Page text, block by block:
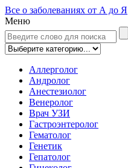
Все о заболеваниях от А до Я
Меню
Аллерголог
Андролог
Анестезиолог
Венеролог
Врач УЗИ
Гастроэнтеролог
Гематолог
Генетик
Гепатолог